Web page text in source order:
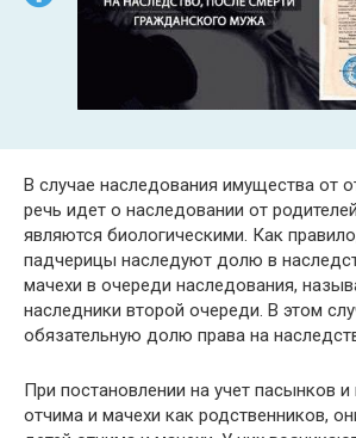
В случае наследования имущества от
речь идет о наследовании от
являются биологическими. Как
падчерицы наследуют долю в
мачехи в очереди наследования,
наследники второй очереди. В этом
обязательную долю права на
При постановлении на учет пасынков
отчима и мачехи как родственников,